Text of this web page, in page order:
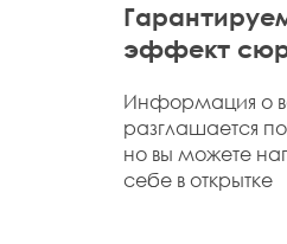
эффект
Информация о
разглашается
но вы можете
себе в открытке